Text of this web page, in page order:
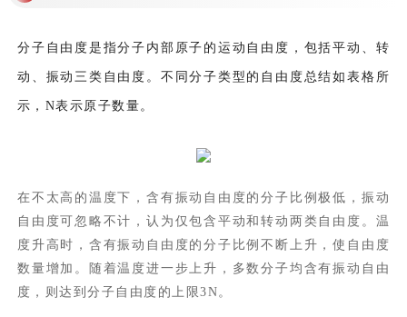
分子自由度是指分子内部原子的运动自由度，包括平动、转
动、振动三类自由度。不同分子类型的自由度总结如表格所
示，N表示原子数量。
在不太高的温度下，含有振动自由度的分子比例极低，振动
自由度可忽略不计，认为仅包含平动和转动两类自由度。温
度升高时，含有振动自由度的分子比例不断上升，使自由度
数量增加。随着温度进一步上升，多数分子均含有振动自由
度，则达到分子自由度的上限3N。